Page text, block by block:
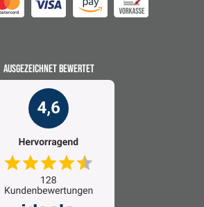
AUSGEZEICHNET BEWERTET